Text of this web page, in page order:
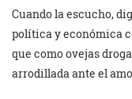
Cuando la escucho,
política y económica
que como ovejas
arrodillada ante el